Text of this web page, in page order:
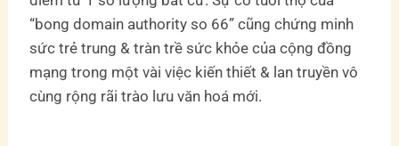
“bong domain authority so 66” cũng chứng minh
sức trẻ trung & tràn trề sức khỏe của cộng đồng
mạng trong một vài việc kiến thiết & lan truyền vô
cùng rộng rãi trào lưu văn hoá mới.